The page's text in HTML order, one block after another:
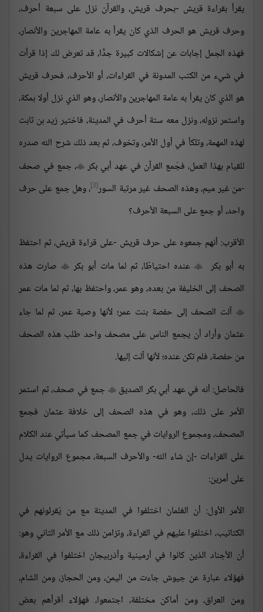
يقرأ بقراءة قريش -بحرف قريش، والقرآن نزل على سبعة أحرف،
وحرف قريش هو الحرف الذي كان يقرأ به عامة المهاجرين والأنصار،
فهذه الجمل إجابات عن إشكالات كبيرة جدًّا، قد تعرض لك إذا قرأت
في شيء من الكتب المدونة في القراءات، أو الأحرف، فحرف قريش
هو الذي كان يقرأ به عامة المهاجرين والأنصار، وهو الذي نزل أولا بمكة،
واستمر نزوله، ونزل معه ستة أحرف في المدينة، فاختير زيد بن ثابت
لهذه المهمة، وتلكأ في أول الأمر، وتخوف، ثم بعد ذلك شرح الله صدره
للقيام بهذا العمل، فجُمع القرآن في عهد أبي بكر ، جمع في صحف
-من غير ميم، وهذه الصحف غير مرتبة السور[3] ، وهل جمع على حرف
واحد، أو جمع على السبعة الأحرف؟
الأقرب: أنهم جمعوه على حرف قريش -على قراءة قريش، ثم احتفظ
به أبو بكر
 عنده احتياطًا، ثم لما مات أبو بكر  صارت هذه
الصحف إلى الخليفة من بعده، وهو عمر، واحتفظ بها، ثم لما مات عمر
 آلت الصحف إلى حفصة بنت عمر؛ لأنها وصية عمر، ثم لما جاء
عثمان وأراد أن يجمع الناس على مصحف واحد طلب هذه الصحف
من حفصة، فلم تكن عنده؛ لأنها آلت إليها.
فالحاصل: أنه في عهد أبي بكر الصديق جمع في صحف، ثم استمر
الأمر على ذلك، وهو في هذه الصحف إلى خلافة عثمان فجمع
المصحف، ومجموع الروايات في جمع المصحف كما سيأتي عند الكلام
على القراءات -إن شاء الله- والأحرف السبعة، مجموع الروايات يدل
على أمرين:
الأمر الأول: أن الغلمان اختلفوا في المدينة مع من يُقرئونهم في
الكتاتيب، اختلفوا عليهم في القراءة، وتزامن ذلك مع الأمر الثاني وهو:
أن الأجناد الذين كانوا في أرمينية وأذربيجان اختلفوا في القراءة،
فهؤلاء عبارة عن جيوش جاءت من اليمن، ومن الحجاز، ومن الشام،
ومن العراق، ومن أماكن مختلفة، اجتمعوا، فهؤلاء أقرأهم بعض